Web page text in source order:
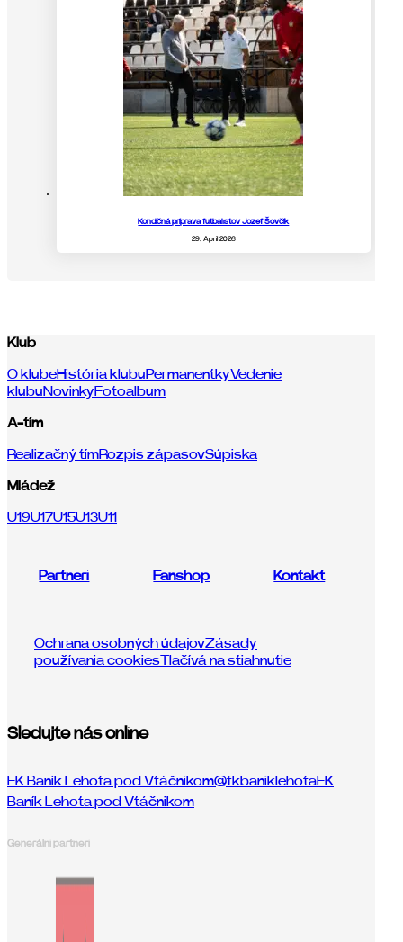
Kondičná príprava futbalistov Jozef Šovčík
29. April 2026
Klub
O klubeHistória klubuPermanentkyVedenie
klubuNovinkyFotoalbum
A-tím
Realizačný tímRozpis zápasovSúpiska
Mládež
U19U17U15U13U11
Partneri Fanshop Kontakt
Ochrana osobných údajovZásady
používania cookiesTlačívá na stiahnutie
Sledujte nás online
FK Baník Lehota pod Vtáčnikom@fkbaniklehotaFK
Baník Lehota pod Vtáčnikom
Generálni partneri